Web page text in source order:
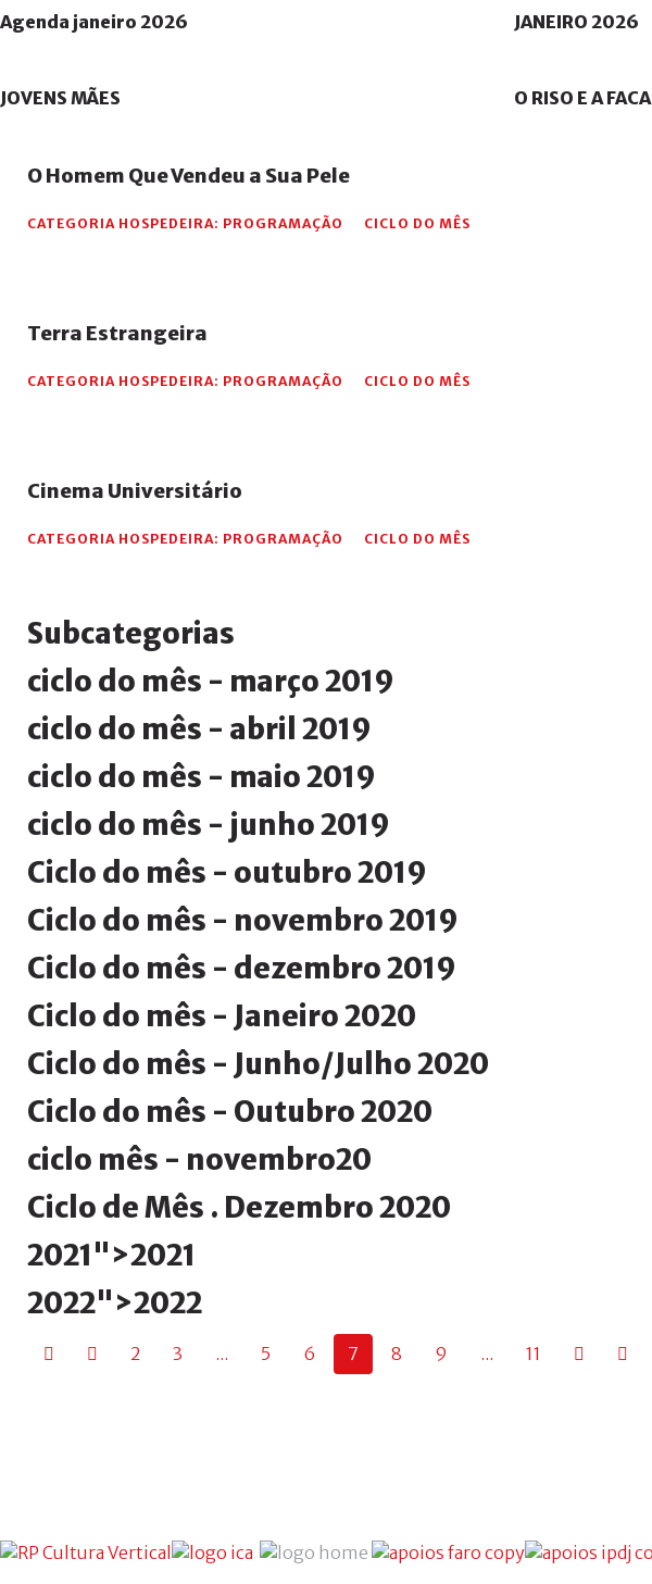
Agenda janeiro 2026 JANEIRO 2026
JOVENS MÃES O RISO E A FACA
OHomem QueVendeu a Sua Pele
CATEGORIA HOSPEDEIRA: PROGRAMAÇÃO CICLO DO MÊS
Terra Estrangeira
CATEGORIA HOSPEDEIRA: PROGRAMAÇÃO CICLO DO MÊS
Cinema Universitário
CATEGORIA HOSPEDEIRA: PROGRAMAÇÃO CICLO DO MÊS
Subcategorias
ciclo do mês - março2019
ciclo do mês - abril 2019
ciclo do mês - maio2019
ciclo do mês - junho2019
Ciclo do mês - outubro2019
Ciclo do mês - novembro2019
Ciclo do mês - dezembro2019
Ciclo do mês - Janeiro2020
Ciclo do mês - Junho/Julho2020
Ciclo do mês - Outubro2020
ciclo mês - novembro20
Ciclo deMês . Dezembro2020
2021">2021
2022">2022
2 3 ... 5 6 7 8 9 ... 11